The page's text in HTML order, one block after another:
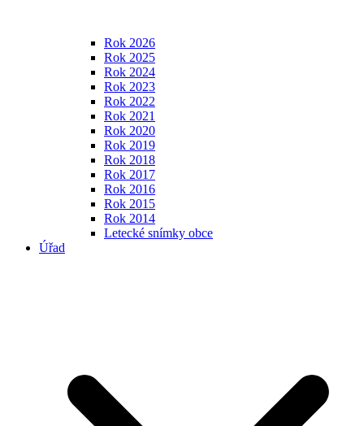
Rok 2026
Rok 2025
Rok 2024
Rok 2023
Rok 2022
Rok 2021
Rok 2020
Rok 2019
Rok 2018
Rok 2017
Rok 2016
Rok 2015
Rok 2014
Letecké snímky obce
Úřad